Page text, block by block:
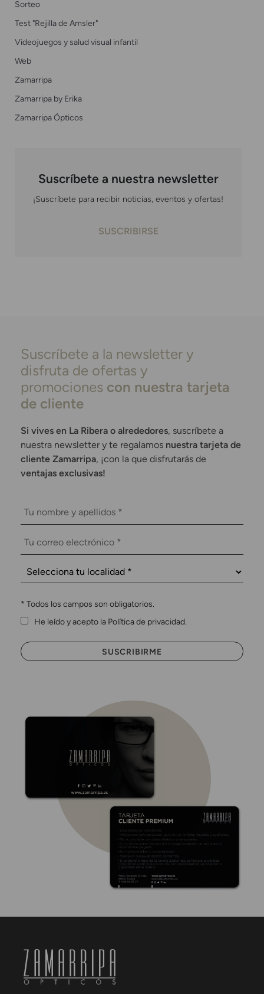
Sorteo
Test "Rejilla de Amsler"
Videojuegos y salud visual infantil
Web
Zamarripa
Zamarripa by Erika
Zamarripa Ópticos
Suscríbete a nuestra newsletter
¡Suscríbete para recibir noticias, eventos y ofertas!
SUSCRIBIRSE
Suscríbete a la newsletter y
disfruta de ofertas y
promociones con nuestra tarjeta
de cliente
Si vives en La Ribera o alrededores, suscríbete a
nuestra newsletter y te regalamos nuestra tarjeta de
cliente Zamarripa, ¡con la que disfrutarás de
ventajas exclusivas!
* Todos los campos son obligatorios.
He leído y acepto la Política de privacidad.